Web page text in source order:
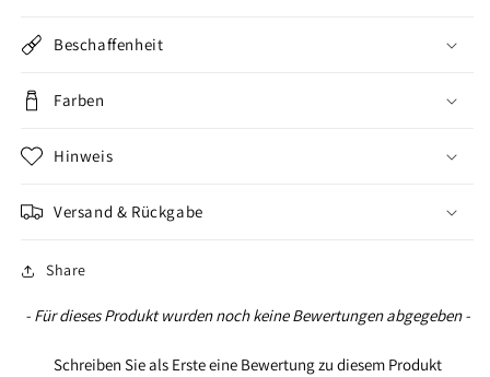
Beschaffenheit
Farben
Hinweis
Versand & Rückgabe
Share
- Für dieses Produkt wurden noch keine Bewertungen abgegeben -
Schreiben Sie als Erste eine Bewertung zu diesem Produkt
New content loaded